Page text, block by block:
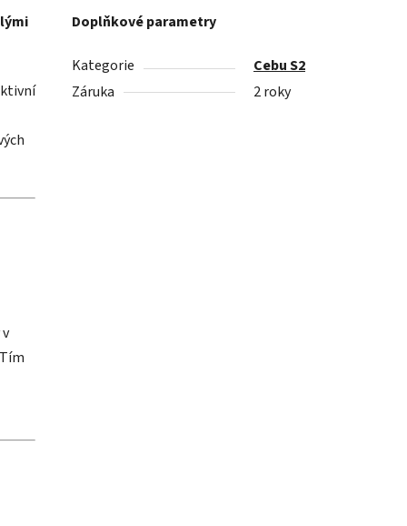
Tím
Doplňkové parametry
Kategorie
Cebu S2
Záruka
2 roky